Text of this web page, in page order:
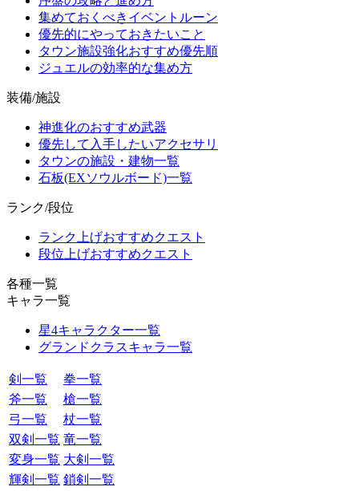
集めておくべきイベントルーン
優先的にやっておきたいこと
タウン施設強化おすすめ優先順
ジュエルの効率的な集め方
装備/施設
神進化のおすすめ武器
優先して入手したいアクセサリ
タウンの施設・建物一覧
石板(EXソウルボード)一覧
ランク/段位
ランク上げおすすめクエスト
段位上げおすすめクエスト
各種一覧
キャラ一覧
星4キャラクター一覧
グランドクラスキャラ一覧
剣一覧
拳一覧
斧一覧
槍一覧
弓一覧
杖一覧
双剣一覧 竜一覧
変身一覧 大剣一覧
輝剣一覧 鎖剣一覧